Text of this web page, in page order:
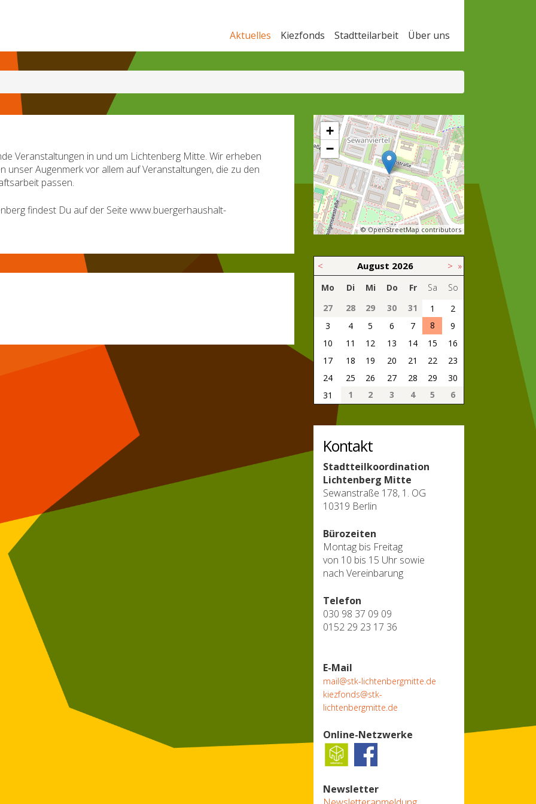
Aktuelles Kiezfonds Stadtteilarbeit Über uns
Veranstaltungen in und um Lichtenberg Mitte. Wir erheben
unser Augenmerk vor allem auf Veranstaltungen, die zu den
passen.
findest Du auf der Seite www.buergerhaushalt-
+
−
© OpenStreetMap contributors
< August 2026 > »
Mo Di Mi Do Fr Sa
So
27
28 29 30 31 1
2
3
4 5 6 7 8
9
10
11 12 13 14 15
16
17
18 19 20 21 22
23
24
25 26 27 28 29
30
31
1 2 3 4 5 6
Kontakt
Stadtteilkoordination
Lichtenberg Mitte
Sewanstraße 178, 1. OG
10319 Berlin
Bürozeiten
Montag bis Freitag
von 10 bis 15 Uhr sowie
nach Vereinbarung
Telefon
030 98 37 09 09
0152 29 23 17 36
E-Mail
mail@stk-lichtenbergmitte.de
kiezfonds@stk-
lichtenbergmitte.de
Online-Netzwerke
Newsletter